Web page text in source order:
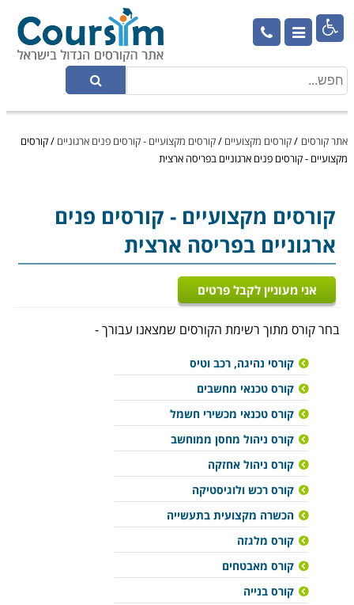

אתר קורסים /קורסים מקצועיים /קורסים מקצועיים - קורסים פנים ארגוניים /קורסים
מקצועיים - קורסים פנים ארגוניים בפריסה ארצית
קורסים מקצועיים - קורסים פנים
ארגוניים בפריסה ארצית
אני מעוניין לקבל פרטים
בחר קורס מתוך רשימת הקורסים שמצאנו עבורך -
קורסי נהיגה, רכב וטיס
קורס טכנאי מחשבים
קורס טכנאי מכשירי חשמל
קורס ניהול מחסן ממוחשב
קורס ניהול אחזקה
קורס רכש ולוגיסטיקה
הכשרה מקצועית בתעשייה
קורס מלגזה
קורס מאבטחים
קורס בנייה